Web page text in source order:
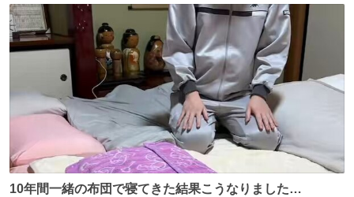
人＿ ＞今日は私服＜ ￣Y^Y^Y^Y^Y^￣ #白樹鳥取大阪コ
ナン旅行2026
ト
数
数
10年間一緒の布団で寝てきた結果こうなりました…